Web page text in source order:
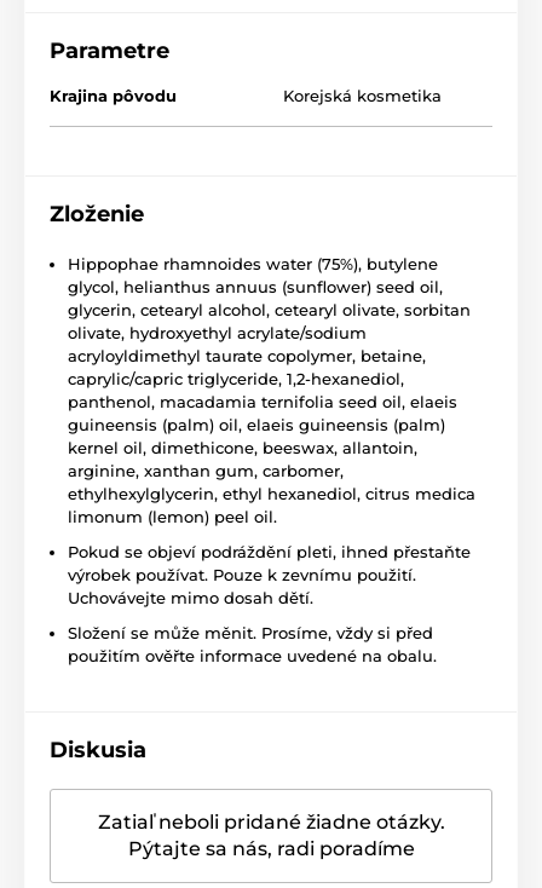
Parametre
Krajina pôvodu Korejská kosmetika
Zloženie
Hippophae rhamnoides water (75%), butylene
glycol, helianthus annuus (sunflower) seed oil,
glycerin, cetearyl alcohol, cetearyl olivate, sorbitan
olivate, hydroxyethyl acrylate/sodium
acryloyldimethyl taurate copolymer, betaine,
caprylic/capric triglyceride, 1,2-hexanediol,
panthenol, macadamia ternifolia seed oil, elaeis
guineensis (palm) oil, elaeis guineensis (palm)
kernel oil, dimethicone, beeswax, allantoin,
arginine, xanthan gum, carbomer,
ethylhexylglycerin, ethyl hexanediol, citrus medica
limonum (lemon) peel oil.
Pokud se objeví podráždění pleti, ihned přestaňte
výrobek používat. Pouze k zevnímu použití.
Uchovávejte mimo dosah dětí.
Složení se může měnit. Prosíme, vždy si před
použitím ověřte informace uvedené na obalu.
Diskusia
Zatiaľ neboli pridané žiadne otázky.
Pýtajte sa nás, radi poradíme